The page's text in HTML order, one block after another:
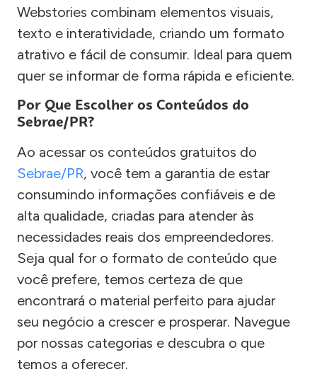
Webstories combinam elementos visuais,
texto e interatividade, criando um formato
atrativo e fácil de consumir. Ideal para quem
quer se informar de forma rápida e eficiente.
Por Que Escolher os Conteúdos do
Sebrae/PR?
Ao acessar os conteúdos gratuitos do
Sebrae/PR, você tem a garantia de estar
consumindo informações confiáveis e de
alta qualidade, criadas para atender às
necessidades reais dos empreendedores.
Seja qual for o formato de conteúdo que
você prefere, temos certeza de que
encontrará o material perfeito para ajudar
seu negócio a crescer e prosperar. Navegue
por nossas categorias e descubra o que
temos a oferecer.